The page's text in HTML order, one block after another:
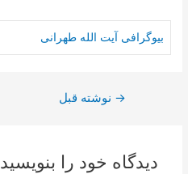
بیوگرافی آیت الله طهرانی
راهبری
→ نوشته قبل
دیدگاه‌ خود را بنویسید